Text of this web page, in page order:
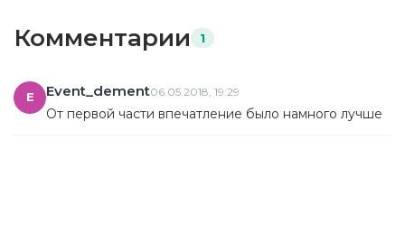
Комментарии 1
E Event_dement06.05.2018, 19:29
От первой части впечатление было намного лучше